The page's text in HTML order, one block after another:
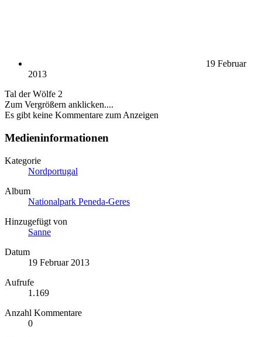
19 Februar
2013
Tal der Wölfe 2
Zum Vergrößern anklicken....
Es gibt keine Kommentare zum Anzeigen
Medieninformationen
Kategorie
Nordportugal
Album
Nationalpark Peneda-Geres
Hinzugefügt von
Sanne
Datum
19 Februar 2013
Aufrufe
1.169
Anzahl Kommentare
0